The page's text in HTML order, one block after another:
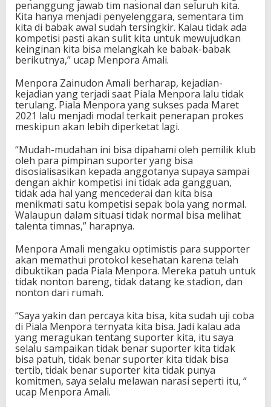
penanggung jawab tim nasional dan seluruh kita.
Kita hanya menjadi penyelenggara, sementara tim
kita di babak awal sudah tersingkir. Kalau tidak ada
kompetisi pasti akan sulit kita untuk mewujudkan
keinginan kita bisa melangkah ke babak-babak
berikutnya,” ucap Menpora Amali.
Menpora Zainudon Amali berharap, kejadian-
kejadian yang terjadi saat Piala Menpora lalu tidak
terulang. Piala Menpora yang sukses pada Maret
2021 lalu menjadi modal terkait penerapan prokes
meskipun akan lebih diperketat lagi.
“Mudah-mudahan ini bisa dipahami oleh pemilik klub
oleh para pimpinan suporter yang bisa
disosialisasikan kepada anggotanya supaya sampai
dengan akhir kompetisi ini tidak ada gangguan,
tidak ada hal yang mencederai dan kita bisa
menikmati satu kompetisi sepak bola yang normal.
Walaupun dalam situasi tidak normal bisa melihat
talenta timnas,” harapnya.
Menpora Amali mengaku optimistis para supporter
akan memathui protokol kesehatan karena telah
dibuktikan pada Piala Menpora. Mereka patuh untuk
tidak nonton bareng, tidak datang ke stadion, dan
nonton dari rumah.
“Saya yakin dan percaya kita bisa, kita sudah uji coba
di Piala Menpora ternyata kita bisa. Jadi kalau ada
yang meragukan tentang suporter kita, itu saya
selalu sampaikan tidak benar suporter kita tidak
bisa patuh, tidak benar suporter kita tidak bisa
tertib, tidak benar suporter kita tidak punya
komitmen, saya selalu melawan narasi seperti itu, “
ucap Menpora Amali.